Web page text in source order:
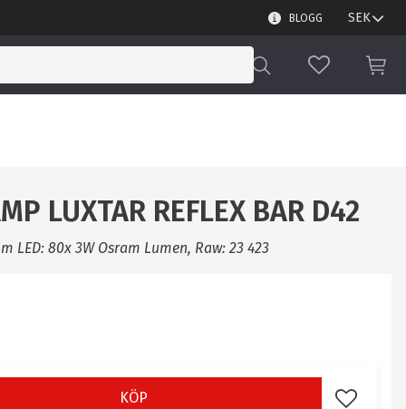
BLOGG
FAVORITER
LUXTAR REFLEX BAR D42
LED: 80x 3W Osram Lumen, Raw: 23 423
KÖP Lägg till i